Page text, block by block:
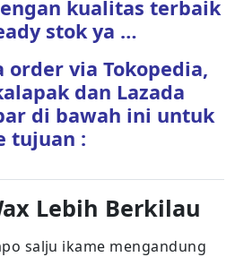
kualitas terbaik
stok ya …
order via Tokopedia,
dan Lazada
di bawah ini untuk
tujuan :
Lebih Berkilau
salju ikame mengandung